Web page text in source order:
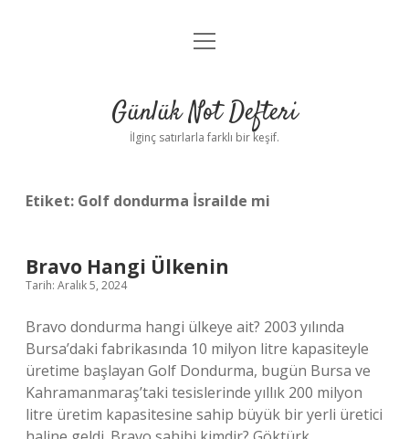
Anasayfa
Yasal Uyarı
menüyü
Günlük Not Defteri
İlginç satırlarla farklı bir keşif.
Etiket: Golf dondurma İsrailde mi
Bravo Hangi Ülkenin
Tarih: Aralık 5, 2024
Bravo dondurma hangi ülkeye ait? 2003 yılında
Bursa’daki fabrikasında 10 milyon litre kapasiteyle
üretime başlayan Golf Dondurma, bugün Bursa ve
Kahramanmaraş’taki tesislerinde yıllık 200 milyon
litre üretim kapasitesine sahip büyük bir yerli üretici